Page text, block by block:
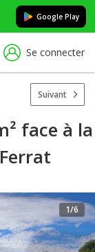
Google Play
Se connecter
Suivant
face à la
1/6